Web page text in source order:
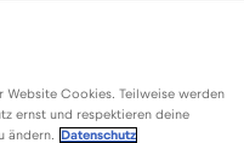
Website Cookies. Teilweise werden
ernst und respektieren deine
ändern.
Datenschutz